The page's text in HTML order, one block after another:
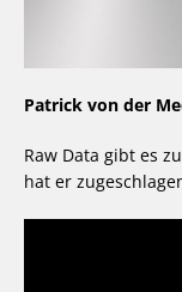
Patrick von der
Raw Data gibt es
hat er